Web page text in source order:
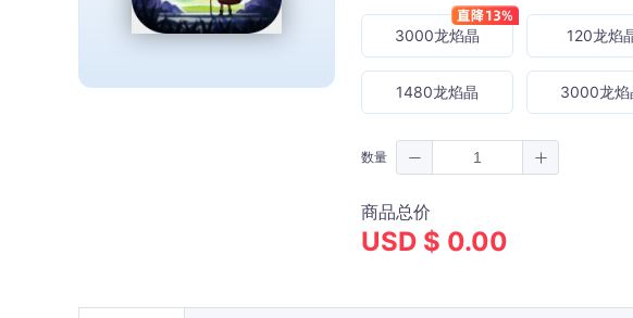
3000龙焰晶 120龙焰
1480龙焰晶 3000龙焰
数量
商品总价
USD $ 0.00